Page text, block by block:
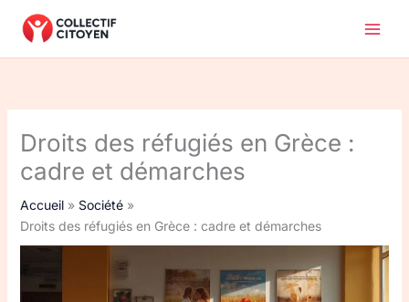
Droits des réfugiés en Grèce :
cadre et démarches
Accueil
Société
Droits des réfugiés en Grèce : cadre et démarches